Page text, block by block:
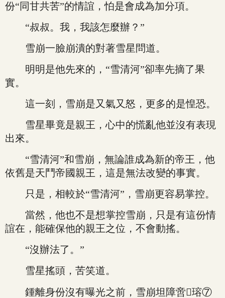
份“同甘共苦”的情誼，怕是會成為加分項。
“叔叔。我，我該怎麼辦？”
雪崩一臉崩潰的對著雪星問道。
明明是他先來的，“雪清河”卻率先摘了果
實。
這一刻，雪崩是又氣又怒，更多的是惶恐。
雪星畢竟是親王，心中的慌亂他並沒有表現
出來。
“雪清河”和雪崩，無論誰成為新的帝王，他
依舊是天鬥帝國親王，這是無法改變的事實。
只是，相較於“雪清河”，雪崩更容易掌控。
當然，他也不是想掌控雪崩，只是有這份情
誼在，能確保他的親王之位，不會動搖。
“沒辦法了。”
雪星搖頭，苦笑道。
鍾離身份沒有曝光之前，雪崩坦障啻瑢⑦